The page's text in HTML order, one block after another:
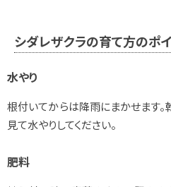
シダレザクラの育て方のポ
水やり
根付いてからは降雨にまかせます。
見て水やりしてください。
肥料